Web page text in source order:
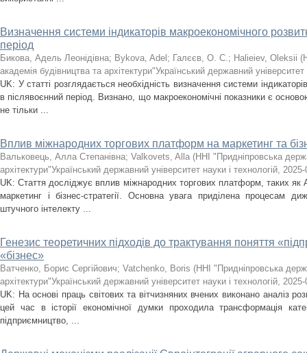
Визначення системи індикаторів макроекономічного
період
Бикова, Адель Леонідівна; Bykova, Adel ; Галєєв, О. С.; Halieiev, Oleksii (
академія будівництва та архітектури"Український державний університет
UK: У статті розглядається необхідність визначення системи
в післявоєнний період. Визнано, що макроекономічні показники є
не тільки ...
Вплив міжнародних торгових платформ на маркетинг та
Вальковець, Алла Степанівна; Valkovets, Alla (ННІ "Придніпровська
архітектури"Український державний університет науки і технологій, 2025-
UK: Стаття досліджує вплив міжнародних торгових платформ, таких
маркетинг і бізнес-стратегії. Основна увага приділена процесам
штучного інтелекту ...
Генезис теоретичних підходів до трактування поняття
«бізнес»
Ватченко, Борис Сергійович; Vatchenko, Boris (ННІ "Придніпровська
архітектури"Український державний університет науки і технологій, 2025-
UK: На основі праць світових та вітчизняних вчених виконано аналіз
цей час в історії економічної думки проходила трансформація
підприємництво, ...